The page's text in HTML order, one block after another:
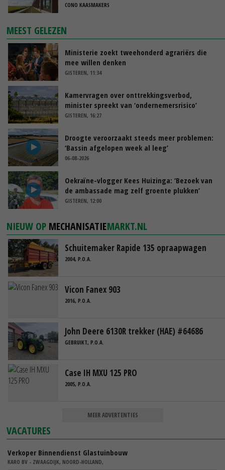
CONO KAASMAKERS
MEEST GELEZEN
Ministerie zoekt tweehonderd agrariërs die
mee willen denken
GISTEREN, 11:34
Kamervragen over onttrekkingsverbod,
minister spreekt van ‘ondernemersrisico’
GISTEREN, 16:27
Droogte veroorzaakt steeds meer problemen:
‘Bassin afgelopen week al leeg’
06-08-2026
Oekraïne-vlogger Kees Huizinga: ‘Bezoek van
de ambassade mag zelf groente plukken’
GISTEREN, 12:00
NIEUW OP MECHANISATIEMARKT.NL
Schuitemaker Rapide 135 opraapwagen
2004, P.O.A.
Vicon Fanex 903
2016, P.O.A.
John Deere 6130R trekker (HAE) #64686
GEBRUIKT, P.O.A.
Case IH MXU 125 PRO
2005, P.O.A.
MEER ADVERTENTIES
VACATURES
Verkoper Binnendienst Glastuinbouw
KARO BV - ZWAAGDIJK, NOORD-HOLLAND,